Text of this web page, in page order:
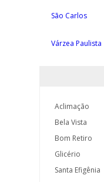
São Carlos
Várzea Paulista
Aclimação
Bela Vista
Bom Retiro
Glicério
Santa Efigênia